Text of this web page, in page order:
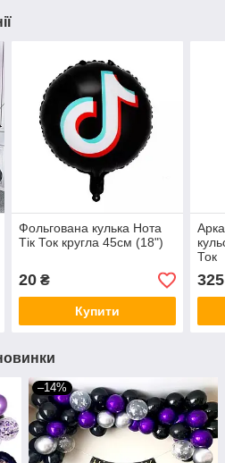
Фольгована кулька Нота
Тік Ток кругла 45см (18")
20₴
Купити
Ток
325
–14%